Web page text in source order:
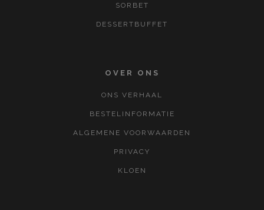
SORBET
DESSERTBUFFET
OVER ONS
ONS VERHAAL
BESTELINFORMATIE
ALGEMENE VOORWAARDEN
PRIVACY
KLOEN